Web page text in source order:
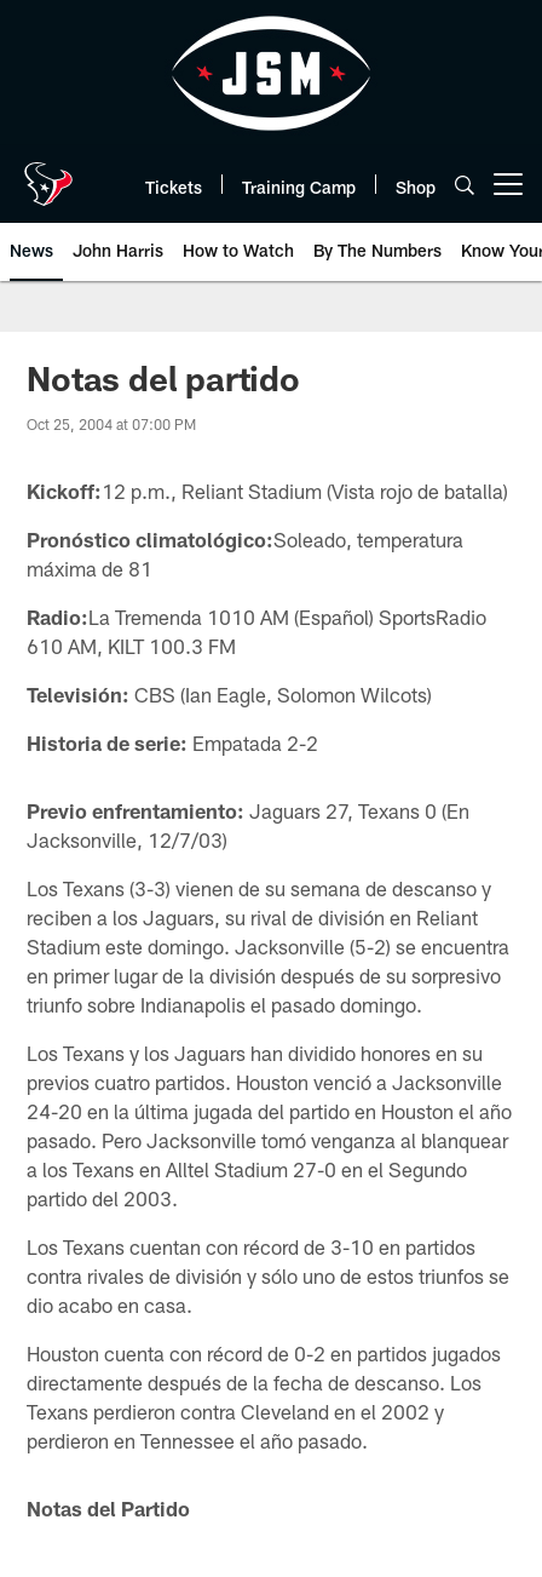
Tickets Training Camp Shop
News John Harris How to Watch By The Numbers Know
Notas del partido
Oct 25, 2004 at 07:00 PM
Kickoff:12 p.m., Reliant Stadium (Vista rojo de batalla)
Pronóstico climatológico:Soleado, temperatura
máxima de 81
Radio:La Tremenda 1010 AM (Español) SportsRadio
610 AM, KILT 100.3 FM
Televisión: CBS (Ian Eagle, Solomon Wilcots)
Historia de serie: Empatada 2-2
Previo enfrentamiento: Jaguars 27, Texans 0 (En
Jacksonville, 12/7/03)
Los Texans (3-3) vienen de su semana de descanso y
reciben a los Jaguars, su rival de división en Reliant
Stadium este domingo. Jacksonville (5-2) se encuentra
en primer lugar de la división después de su sorpresivo
triunfo sobre Indianapolis el pasado domingo.
Los Texans y los Jaguars han dividido honores en su
previos cuatro partidos. Houston venció a Jacksonville
24-20 en la última jugada del partido en Houston el año
pasado. Pero Jacksonville tomó venganza al blanquear
a los Texans en Alltel Stadium 27-0 en el Segundo
partido del 2003.
Los Texans cuentan con récord de 3-10 en partidos
contra rivales de división y sólo uno de estos triunfos se
dio acabo en casa.
Houston cuenta con récord de 0-2 en partidos jugados
directamente después de la fecha de descanso. Los
Texans perdieron contra Cleveland en el 2002 y
perdieron en Tennessee el año pasado.
Notas del Partido